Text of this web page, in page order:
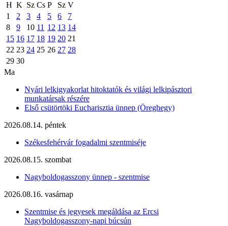
H K Sz Cs P Sz V
1
2 3 4 5 6
7
8
9 10 11 12 13 14
15 16 17 18 19 20 21
22 23 24 25 26 27 28
29 30
Ma
Nyári lelkigyakorlat hitoktatók és világi lelkipásztori
munkatársak részére
Első csütörtöki Eucharisztia ünnep (Öreghegy)
2026.08.14. péntek
Székesfehérvár fogadalmi szentmiséje
2026.08.15. szombat
Nagyboldogasszony ünnep - szentmise
2026.08.16. vasárnap
Szentmise és jegyesek megáldása az Ercsi
Nagyboldogasszony-napi búcsún